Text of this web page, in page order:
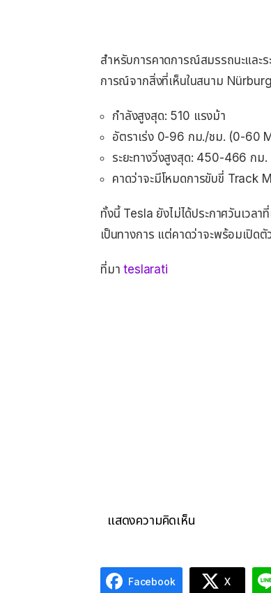
สำหรับการคาดการณ์สมรรถนะและ
การณ์จากสิ่งที่เห็นในสนาม
กำลังสูงสุด: 510 แรงม้า
อัตราเร่ง 0-96 กม./ชม. (0-60
ระยะทางวิ่งสูงสุด: 450-466 กม
คาดว่าจะมีโหมดการขับขี่ Track
ทั้งนี้ Tesla ยังไม่ได้ประกาศวันเวล
เป็นทางการ แต่คาดว่าจะพร้อมเปิด
ที่มาteslarati
แสดงความคิดเห็น
Facebook X